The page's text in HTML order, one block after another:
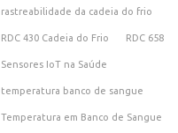
rastreabilidade da cadeia do frio
RDC 430 Cadeia do Frio RDC 658
Sensores IoT na Saúde
temperatura banco de sangue
Temperatura em Banco de Sangue